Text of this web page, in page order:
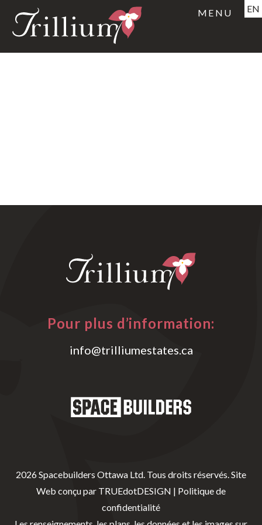
EN
MENU
Pour plus d’information:
info@trilliumestates.ca
2026 Spacebuilders Ottawa Ltd. Tous droits réservés. Site
Web conçu par TRUEdotDESIGN | Politique de
confidentialité